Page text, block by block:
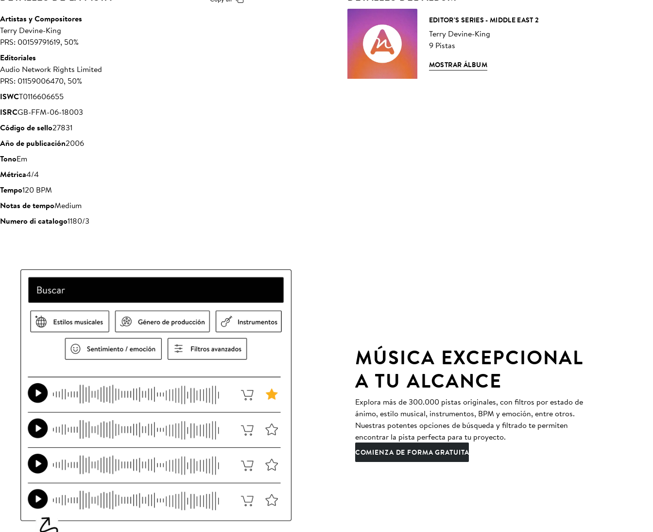
Artistas y Compositores
Terry Devine-King
PRS: 00159791619, 50%
Editoriales
Audio Network Rights Limited
PRS: 01159006470, 50%
ISWCT0116606655
ISRCGB-FFM-06-18003
Código de sello27831
Año de publicación2006
TonoEm
Métrica4/4
Tempo120 BPM
Notas de tempoMedium
Numero di catalogo1180/3
EDITOR'S SERIES - MIDDLE EAST 2
Terry Devine-King
9 Pistas
MOSTRAR ÁLBUM
MÚSICA EXCEPCIONAL
A TU ALCANCE
Explora más de 300.000 pistas originales, con filtros por estado de
ánimo, estilo musical, instrumentos, BPM y emoción, entre otros.
Nuestras potentes opciones de búsqueda y filtrado te permiten
encontrar la pista perfecta para tu proyecto.
COMIENZA DE FORMA GRATUITA